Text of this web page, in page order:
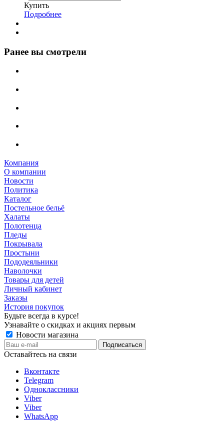
Купить
Подробнее
Ранее вы смотрели
Компания
О компании
Новости
Политика
Каталог
Постельное бельё
Халаты
Полотенца
Пледы
Покрывала
Простыни
Пододеяльники
Наволочки
Товары для детей
Личный кабинет
Заказы
История покупок
Будьте всегда в курсе!
Узнавайте о скидках и акциях первым
Новости магазина
Оставайтесь на связи
Вконтакте
Telegram
Одноклассники
Viber
Viber
WhatsApp